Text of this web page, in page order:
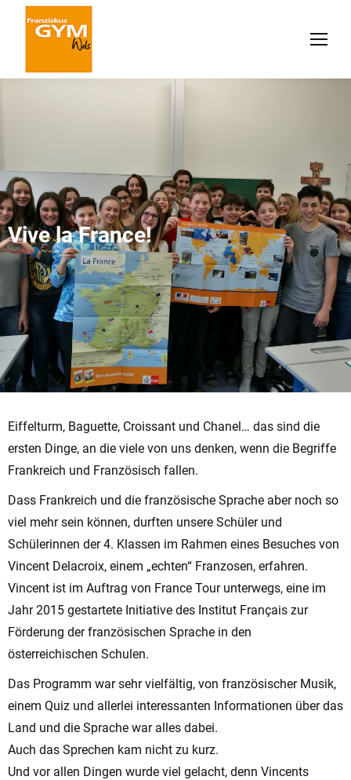
Vive la France!
Eiffelturm, Baguette, Croissant und Chanel… das sind die
ersten Dinge, an die viele von uns denken, wenn die Begriffe
Frankreich und Französisch fallen.
Dass Frankreich und die französische Sprache aber noch so
viel mehr sein können, durften unsere Schüler und
Schülerinnen der 4. Klassen im Rahmen eines Besuches von
Vincent Delacroix, einem „echten“ Franzosen, erfahren.
Vincent ist im Auftrag von France Tour unterwegs, eine im
Jahr 2015 gestartete Initiative des Institut Français zur
Förderung der französischen Sprache in den
österreichischen Schulen.
Das Programm war sehr vielfältig, von französischer Musik,
einem Quiz und allerlei interessanten Informationen über das
Land und die Sprache war alles dabei.
Auch das Sprechen kam nicht zu kurz.
Und vor allen Dingen wurde viel gelacht, denn Vincents